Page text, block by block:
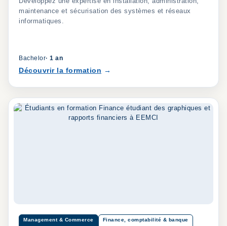
maintenance et sécurisation des systèmes et réseaux
informatiques.
Bachelor· 1 an
Découvrir la formation
Management & Commerce Finance, comptabilité & banque